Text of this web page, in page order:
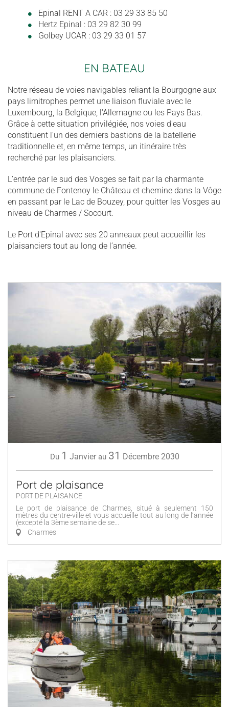
Epinal RENT A CAR : 03 29 33 85 50
Hertz Epinal : 03 29 82 30 99
Golbey UCAR : 03 29 33 01 57
EN BATEAU
Notre réseau de voies navigables reliant la Bourgogne aux
pays limitrophes permet une liaison fluviale avec le
Luxembourg, la Belgique, l'Allemagne ou les Pays Bas.
Grâce à cette situation privilégiée, nos voies d'eau
constituent l'un des derniers bastions de la batellerie
traditionnelle et, en même temps, un itinéraire très
recherché par les plaisanciers.
L’entrée par le sud des Vosges se fait par la charmante
commune de Fontenoy le Château et chemine dans la Vôge
en passant par le Lac de Bouzey, pour quitter les Vosges au
niveau de Charmes / Socourt.
Le Port d'Epinal avec ses 20 anneaux peut accueillir les
plaisanciers tout au long de l’année.
Du 1 Janvier au 31 Décembre 2030
Port de plaisance
PORT DE PLAISANCE
Le port de plaisance de Charmes, situé à seulement 150
mètres du centre-ville et vous accueille tout au long de l’année
(excepté la 3ème semaine de se...
Charmes